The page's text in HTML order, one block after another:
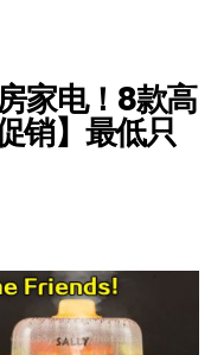
家电！8款高
销】最低只